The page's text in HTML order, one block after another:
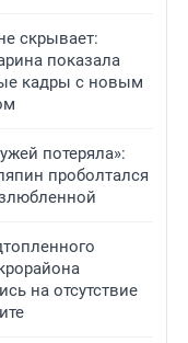
скрывает:
показала
кадры с новым
потеряла»:
проболтался
на отсутствие